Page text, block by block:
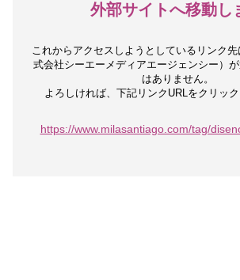
外部サイトへ移動し
これからアクセスしようとしているリンク先
式会社シーエーメディアエージェンシー）
はありません。
よろしければ、下記リンクURLをクリック
https://www.milasantiago.com/tag/